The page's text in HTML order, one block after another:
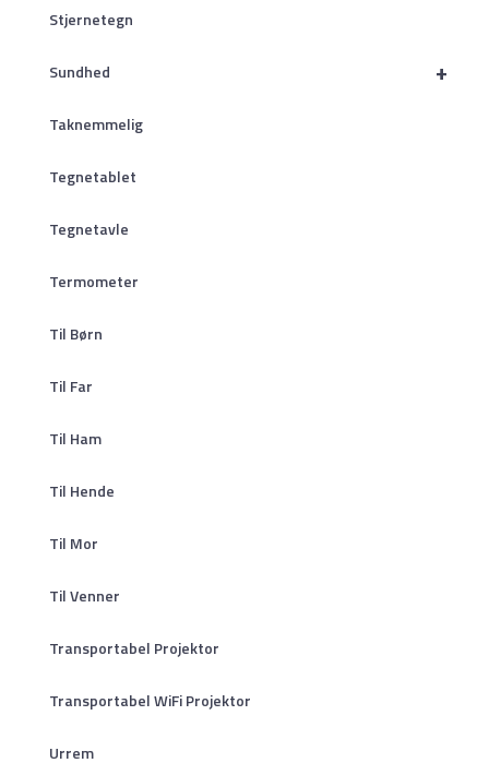
Stjernetegn
+
Sundhed
Taknemmelig
Tegnetablet
Tegnetavle
Termometer
Til Børn
Til Far
Til Ham
Til Hende
Til Mor
Til Venner
Transportabel Projektor
Transportabel WiFi Projektor
Urrem